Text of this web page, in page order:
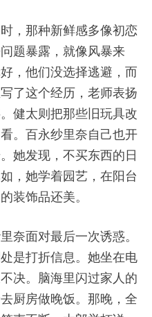
，那种新鲜感多像初恋
题暴露，就像风暴来
，他们没选择逃避，而
了这个经历，老师表扬
健太则把那些旧玩具改
。百永纱里奈自己也开
她发现，不买东西的日
，她学着园艺，在阳台
装饰品还美。
奈面对最后一次诱惑。
是打折信息。她坐在电
决。脑海里闪过家人的
厨房做晚饭。那晚，全